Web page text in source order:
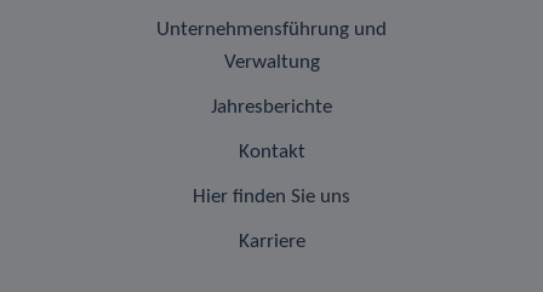
Unternehmensführung und
Verwaltung
Jahresberichte
Kontakt
Hier finden Sie uns
Karriere